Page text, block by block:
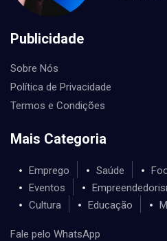
Publicidade
Sobre Nós
Política de Privacidade
Termos e Condições
Mais Categoria
Emprego Saúde
Eventos
Cultura
Educação
Fale pelo WhatsApp